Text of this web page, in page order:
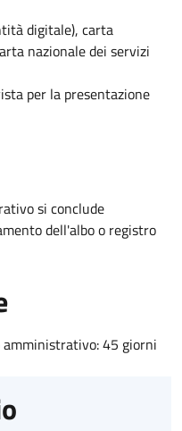
digitale), carta
nazionale dei servizi
per la presentazione
si conclude
dell'albo o registro
amministrativo: 45 giorni